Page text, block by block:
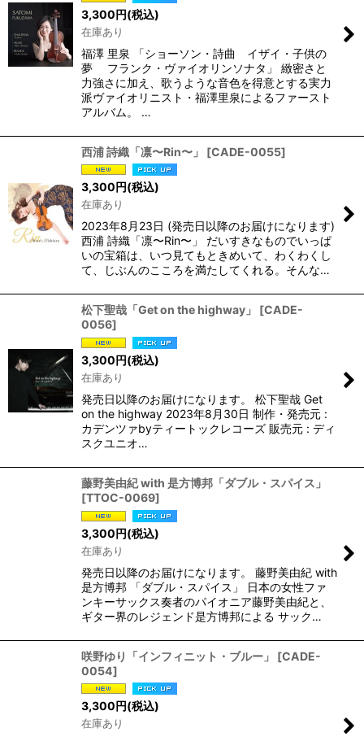
3,300円(税込)
在庫あり
福澤 里泉 「ショーソン・詩曲 イザイ・子供の
夢 フランク・ヴァイオリンソナタ」 緻密さと
力強さに加え、歌うような音色を得意とする実力
派ヴァイオリニスト・福澤里泉によるファースト
アルバム。 …
西浦 詩織「凛〜Rin〜」 [CADE-0055]
3,300円(税込)
在庫あり
2023年8月23日 (発売日以降のお届けになります)
西浦 詩織「凛〜Rin〜」 だいすきなものでいっぱ
いの宝箱は、いつ見てもときめいて、わくわくし
て、じぶんのこころを満たしてくれる。そんな…
松下聖哉「Get on the highway」 [CADE-
0056]
3,300円(税込)
在庫あり
発売日以降のお届けになります。 松下聖哉 Get
on the highway 2023年8月30日 制作・発売元 :
カデンツァbyティートックレコーズ 販売元 : ディ
スクユニオ…
藤野美由紀 with 是方博邦「ダブル・スパイス」
[TTOC-0069]
3,300円(税込)
在庫あり
発売日以降のお届けになります。 藤野美由紀 with
是方博邦 「ダブル・スパイス」 日本の女性ファ
ンキーサックス奏者のパイオニア藤野美由紀と、
ギター界のレジェンド是方博邦による サック…
咲野ゆり「インフィニット・ブルー」 [CADE-
0054]
3,300円(税込)
在庫あり